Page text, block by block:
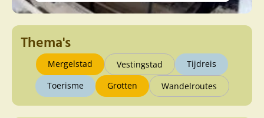
Thema's
Mergelstad Vestingstad
Tijdreis
Toerisme
Grotten Wandelroutes